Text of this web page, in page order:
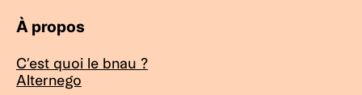
À propos
C’est quoi le bnau ?
Alternego